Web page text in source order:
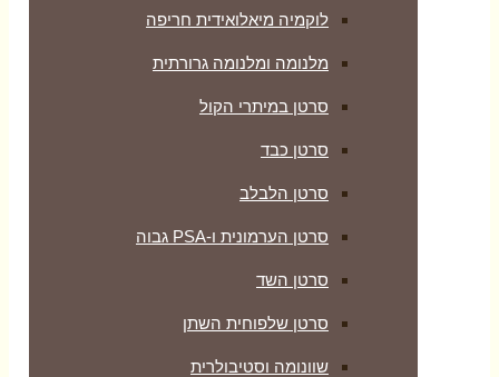
לוקמיה מיאלואידית חריפה
מלנומה ומלנומה גרורתית
סרטן במיתרי הקול
סרטן כבד
סרטן הלבלב
סרטן הערמונית ו-PSA גבוה
סרטן השד
סרטן שלפוחית השתן
שוונומה וסטיבולרית